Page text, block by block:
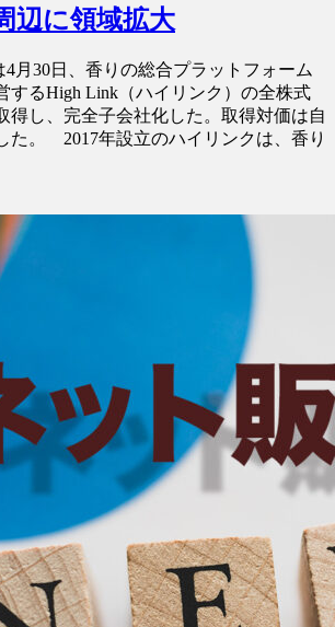
辺に領域拡大
月30日、香りの総合プラットフォーム
するHigh Link（ハイリンク）の全株式
得し、完全子会社化した。取得対価は自
た。 2017年設立のハイリンクは、香り